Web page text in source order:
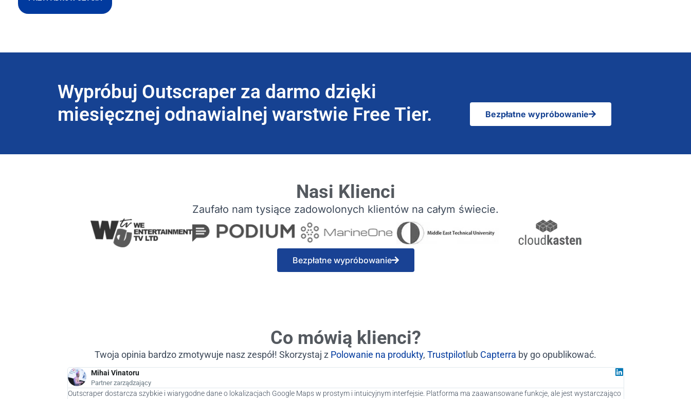
Wypróbuj Outscraper za darmo dzięki
miesięcznej odnawialnej warstwie Free Tier.
Bezpłatne wypróbowanie
Nasi Klienci
Zaufało nam tysiące zadowolonych klientów na całym świecie.
Bezpłatne wypróbowanie
Co mówią klienci?
Twoja opinia bardzo zmotywuje nasz zespół! Skorzystaj z Polowanie na produkty, Trustpilot lub Capterra by go opublikować.
Mihai Vinatoru
Partner zarządzający
Outscraper dostarcza szybkie i wiarygodne dane o lokalizacjach Google Maps w prostym i intuicyjnym interfejsie. Platforma ma zaawansowane funkcje, ale jest wystarczająco